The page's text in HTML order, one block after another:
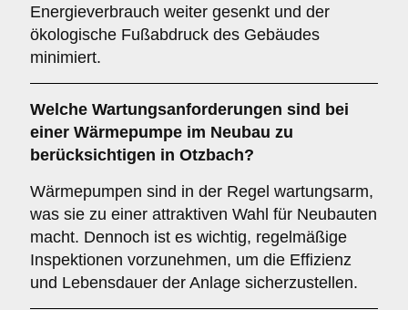
Energieverbrauch weiter gesenkt und der
ökologische Fußabdruck des Gebäudes
minimiert.
Welche Wartungsanforderungen sind bei
einer Wärmepumpe im Neubau zu
berücksichtigen in Otzbach?
Wärmepumpen sind in der Regel wartungsarm,
was sie zu einer attraktiven Wahl für Neubauten
macht. Dennoch ist es wichtig, regelmäßige
Inspektionen vorzunehmen, um die Effizienz
und Lebensdauer der Anlage sicherzustellen.